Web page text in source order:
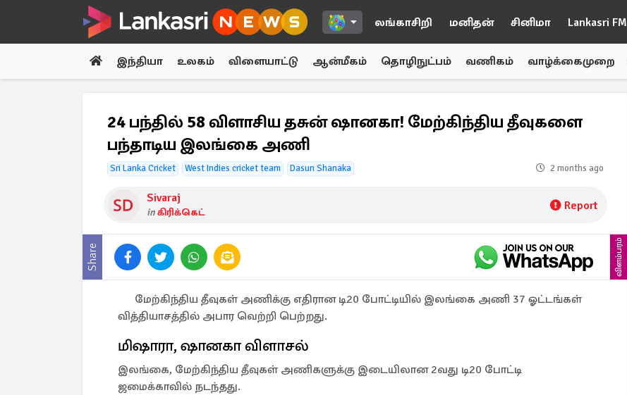
லங்காசிறி மனிதன் சினிமா Lankasri FM
இந்தியா உலகம் விளையாட்டு ஆன்மீகம் தொழிநுட்பம் வணிகம் வாழ்க்கைமுறை
24 பந்தில் 58 விளாசிய தசுன் ஷானகா! மேற்கிந்திய தீவுகளை
பந்தாடிய இலங்கை அணி
Sri Lanka Cricket West Indies cricket team Dasun Shanaka 2 months ago
Sivaraj
inகிரிக்கெட் Report
Share விளம்பரம்
மேற்கிந்திய தீவுகள் அணிக்கு எதிரான டி20 போட்டியில் இலங்கை அணி 37 ஓட்டங்கள்
வித்தியாசத்தில் அபார வெற்றி பெற்றது.
மிஷாரா, ஷானகா விளாசல்
இலங்கை, மேற்கிந்திய தீவுகள் அணிகளுக்கு இடையிலான 2வது டி20 போட்டி
ஜமைக்காவில் நடந்தது.